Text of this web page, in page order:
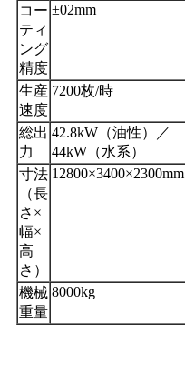
コー
ティ
ング
精度
±02mm
生産
速度
7200枚/時
総出
力
42.8kW（油性）／
44kW（水系）
寸法
（長
さ×
幅×
高
さ）
12800×3400×2300mm
機械
重量
8000kg